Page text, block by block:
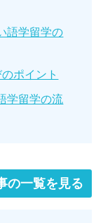
語学留学の
ポイント
学留学の流
の一覧を見る